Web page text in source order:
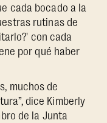
cada bocado a la
rutinas de
con cada
por qué haber
muchos de
dice Kimberly
de la Junta